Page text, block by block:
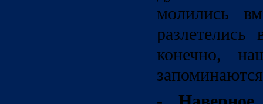
молились
конечно,